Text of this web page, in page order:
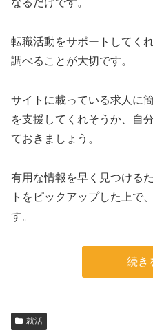
なるだけです。
転職活動をサポートしてく
調べることが大切です。
サイトに載っている求人に
を支援してくれそうか、自
ておきましょう。
有用な情報を早く見つける
トをピックアップした上で
す。
続き
就活